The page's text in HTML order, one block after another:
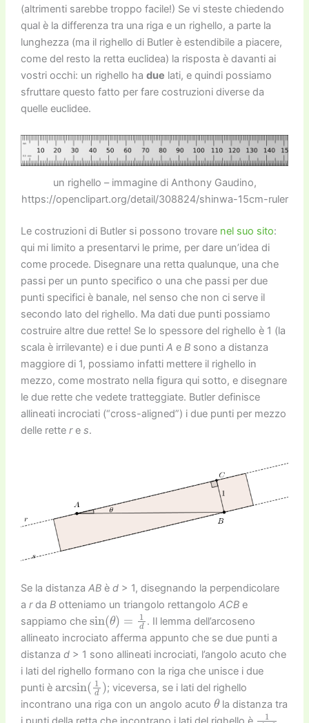
(altrimenti sarebbe troppo facile!) Se vi steste chiedendo
qual è la differenza tra una riga e un righello, a parte la
lunghezza (ma il righello di Butler è estendibile a piacere,
come del resto la retta euclidea) la risposta è davanti ai
vostri occhi: un righello ha due lati, e quindi possiamo
sfruttare questo fatto per fare costruzioni diverse da
quelle euclidee.
un righello – immagine di Anthony Gaudino,
https://openclipart.org/detail/308824/shinwa-15cm-ruler
Le costruzioni di Butler si possono trovare nel suo sito:
qui mi limito a presentarvi le prime, per dare un’idea di
come procede. Disegnare una retta qualunque, una che
passi per un punto specifico o una che passi per due
punti specifici è banale, nel senso che non ci serve il
secondo lato del righello. Ma dati due punti possiamo
costruire altre due rette! Se lo spessore del righello è 1 (la
scala è irrilevante) e i due punti A e Bsono a distanza
maggiore di 1, possiamo infatti mettere il righello in
mezzo, come mostrato nella figura qui sotto, e disegnare
le due rette che vedete tratteggiate. Butler definisce
allineati incrociati (“cross-aligned”) i due punti per mezzo
delle rette re s.
Se la distanza ABè d > 1, disegnando la perpendicolare
a rda Botteniamo un triangolo rettangolo ACB e
sappiamo che
sin(θ) =1d
. Il lemma dell’arcoseno
allineato incrociato afferma appunto che se due punti a
distanza d> 1 sono allineati incrociati, l’angolo acuto che
i lati del righello formano con la riga che unisce i due
punti è
arcsin( 1d)
; viceversa, se i lati del righello
incontrano una riga con un angolo acuto
θ
la distanza tra
1sinθ